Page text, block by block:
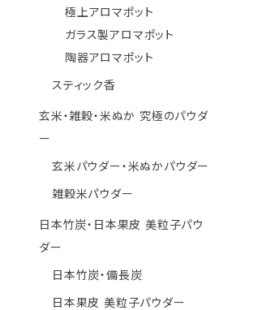
極上アロマポット
ガラス製アロマポット
陶器アロマポット
スティック香
玄米・雑穀・米ぬか 究極のパウダ
ー
玄米パウダー・米ぬかパウダー
雑穀米パウダー
日本竹炭・日本果皮 美粒子パウ
ダー
日本竹炭・備長炭
日本果皮 美粒子パウダー